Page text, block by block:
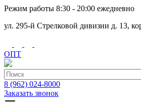
Режим работы 8:30 - 20:00 ежедневно
ул. 295-й Стрелковой дивизии д. 13,
ОПТ
8 (962) 024-8000
Заказать звонок